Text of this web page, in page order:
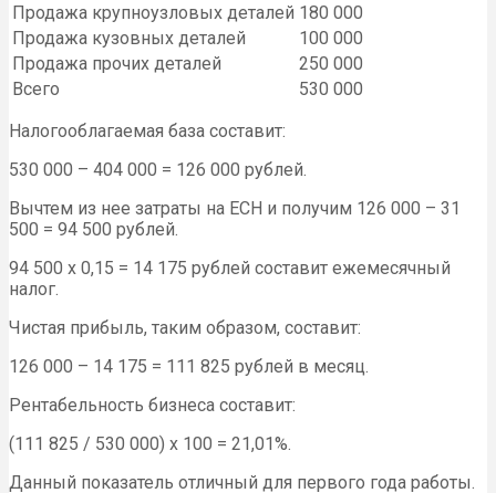
Продажа крупноузловых деталей 180 000
Продажа кузовных деталей
100 000
Продажа прочих деталей
250 000
Всего
530 000
Налогооблагаемая база составит:
530 000 – 404 000 = 126 000 рублей.
Вычтем из нее затраты на ЕСН и получим 126 000 – 31
500 = 94 500 рублей.
94 500 х 0,15 = 14 175 рублей составит ежемесячный
налог.
Чистая прибыль, таким образом, составит:
126 000 – 14 175 = 111 825 рублей в месяц.
Рентабельность бизнеса составит:
(111 825 / 530 000) х 100 = 21,01%.
Данный показатель отличный для первого года работы.